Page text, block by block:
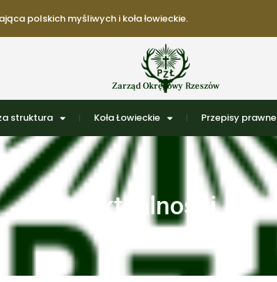
polskich myśliwych i koła łowieckie.
Zarząd Okręgowy Rzeszów
struktura Koła Łowieckie Przepisy prawne
Aktualności